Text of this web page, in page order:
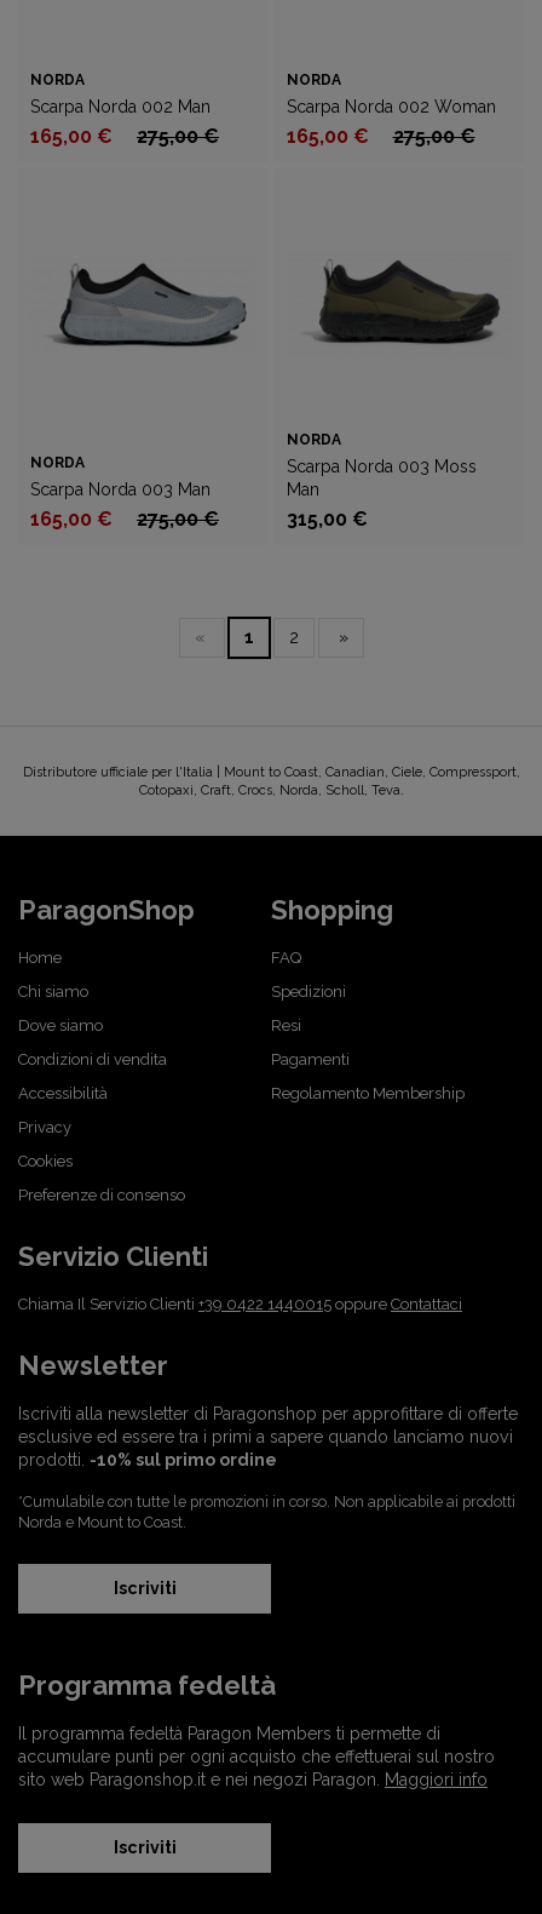
NORDA
Scarpa Norda 002 Man
165,00 € 275,00 €
NORDA
Scarpa Norda 002 Woman
165,00 € 275,00 €
NORDA
Scarpa Norda 003 Man
165,00 € 275,00 €
NORDA
Scarpa Norda 003 Moss
Man
315,00 €
« 1 2 »
Distributore ufficiale per l'Italia | Mount to Coast, Canadian, Ciele, Compressport,
Cotopaxi, Craft, Crocs, Norda, Scholl, Teva.
ParagonShop
Home
Chi siamo
Dove siamo
Condizioni di vendita
Accessibilità
Privacy
Cookies
Preferenze di consenso
Shopping
FAQ
Spedizioni
Resi
Pagamenti
Regolamento Membership
Servizio Clienti
Chiama Il Servizio Clienti +39 0422 1440015 oppure Contattaci
Newsletter
Iscriviti alla newsletter di Paragonshop per approfittare di offerte
esclusive ed essere tra i primi a sapere quando lanciamo nuovi
prodotti. -10% sul primo ordine
*Cumulabile con tutte le promozioni in corso. Non applicabile ai prodotti
Norda e Mount to Coast.
Iscriviti
Programma fedeltà
Il programma fedeltà Paragon Members ti permette di
accumulare punti per ogni acquisto che effettuerai sul nostro
sito web Paragonshop.it e nei negozi Paragon.
Maggiori info
Iscriviti